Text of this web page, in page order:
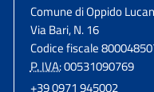
Comune di Oppido
Via Bari, N. 16
Codice fiscale
P. IVA:00531090769
+39 0971 945002